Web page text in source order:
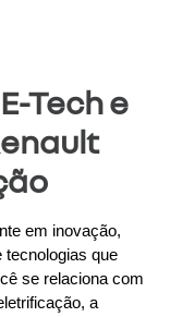
Tech e
em inovação,
que
se relaciona com
a